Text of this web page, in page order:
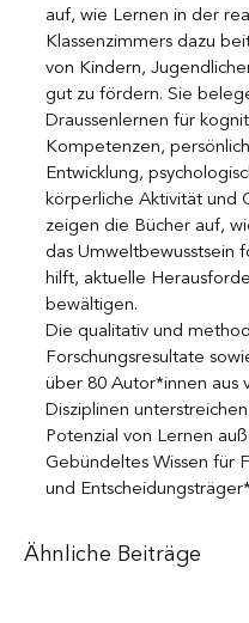
auf, wie Lernen in der
Klassenzimmers dazu
von Kindern,
gut zu fördern. Sie
Draussenlernen für
Kompetenzen,
Entwicklung,
körperliche Aktivität und
zeigen die Bücher auf,
das Umweltbewusstsein
hilft, aktuelle
bewältigen.
Die qualitativ und
Forschungsresultate
über 80 Autor*innen aus
Disziplinen
Potenzial von Lernen
Gebündeltes Wissen für
und
Ähnliche Beiträge